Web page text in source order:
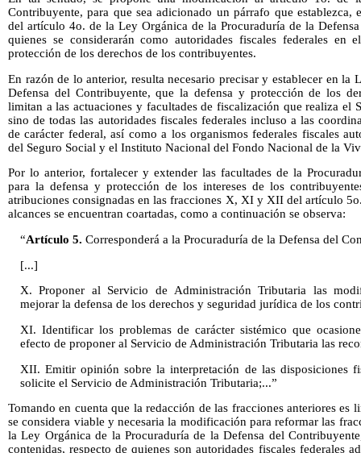
Contribuyente, para que sea adicionado un párrafo que
del artículo 4o. de la Ley Orgánica de la Procuraduría de la
quienes se considerarán como autoridades fiscales federales
protección de los derechos de los contribuyentes.
En razón de lo anterior, resulta necesario precisar y establecer en la
Defensa del Contribuyente, que la defensa y protección de los
limitan a las actuaciones y facultades de fiscalización que realiza el
sino de todas las autoridades fiscales federales incluso a las
de carácter federal, así como a los organismos federales fiscales
del Seguro Social y el Instituto Nacional del Fondo Nacional de la
Por lo anterior, fortalecer y extender las facultades de la
para la defensa y protección de los intereses de los
atribuciones consignadas en las fracciones X, XI y XII del artículo
alcances se encuentran coartadas, como a continuación se observa:
“Artículo 5. Corresponderá a la Procuraduría de la Defensa del
[...]
X. Proponer al Servicio de Administración Tributaria las
mejorar la defensa de los derechos y seguridad jurídica de los
XI. Identificar los problemas de carácter sistémico que
efecto de proponer al Servicio de Administración Tributaria las
XII. Emitir opinión sobre la interpretación de las disposiciones
solicite el Servicio de Administración Tributaria;...”
Tomando en cuenta que la redacción de las fracciones anteriores es
se considera viable y necesaria la modificación para reformar las
la Ley Orgánica de la Procuraduría de la Defensa del
contenidas, respecto de quienes son autoridades fiscales federales